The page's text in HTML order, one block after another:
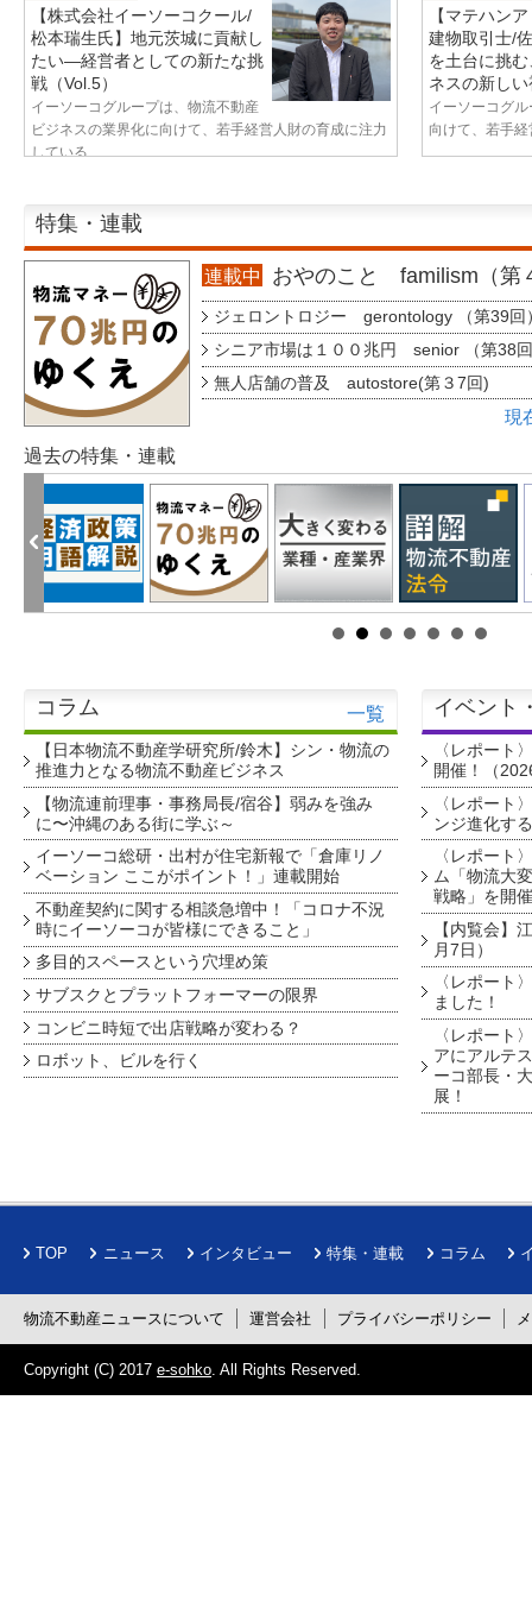
【株式会社イーソーコクール/
松本瑞生氏】地元茨城に貢献し
たい—経営者としての新たな挑
戦（Vol.5）
イーソーコグループは、物流不動産
ビジネスの業界化に向けて、若手経営人財の育成に注力
している...
【マテハン
建物取引士/
を土台に挑
ネスの新し
イーソーコグ
向けて、若手
特集・連載
連載中 おやのこと familism（第
ジェロントロジー gerontology （第39回
シニア市場は１００兆円 senior （第38
無人店舗の普及 autostore(第３7回)
現
過去の特集・連載
コラム 一覧
【日本物流不動産学研究所/鈴木】シン・物流の
推進力となる物流不動産ビジネス
【物流連前理事・事務局長/宿谷】弱みを強み
に〜沖縄のある街に学ぶ～
イーソーコ総研・出村が住宅新報で「倉庫リノ
ベーション ここがポイント！」連載開始
不動産契約に関する相談急増中！「コロナ不況
時にイーソーコが皆様にできること」
多目的スペースという穴埋め策
サブスクとプラットフォーマーの限界
コンビニ時短で出店戦略が変わる？
ロボット、ビルを行く
イベント
〈レポート
開催！（
〈レポート
ンジ進化す
〈レポート
ム「物流大
戦略」を開
【内覧会】
月7日）
〈レポート
ました！
〈レポート
アにアルテ
ーコ部長・
展！
TOP ニュース インタビュー 特集・連載 コラム
物流不動産ニュースについて 運営会社 プライバシーポリシー
Copyright (C) 2017 e-sohko. All Rights Reserved.